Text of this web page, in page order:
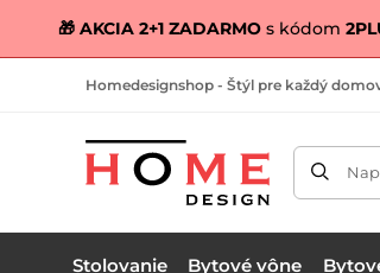
🎁 AKCIA 2+1 ZADARMO s kódom
Homedesignshop - Štýl pre každý
Stolovanie Bytové vône